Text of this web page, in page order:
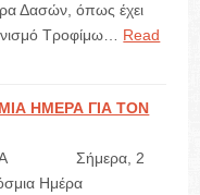
Δασών, όπως έχει
Τροφίμω… Read
ΗΜΕΡΑ ΓΙΑ ΤΟΝ
Σήμερα, 2
Ημέρα